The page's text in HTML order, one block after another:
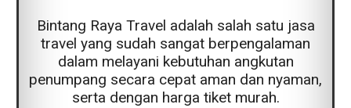
Bintang Raya Travel adalah salah satu jasa
travel yang sudah sangat berpengalaman
dalam melayani kebutuhan angkutan
penumpang secara cepat aman dan nyaman,
serta dengan harga tiket murah.